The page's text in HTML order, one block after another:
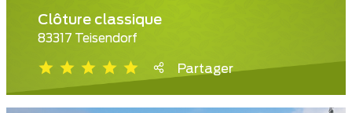
Clôture classique
83317 Teisendorf
Partager